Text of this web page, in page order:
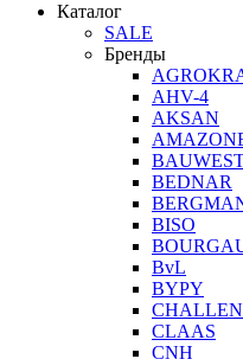
Каталог
SALE
Бренды
AHV-4
AKSAN
BEDNAR
BISO
BvL
BYPY
CLAAS
CNH